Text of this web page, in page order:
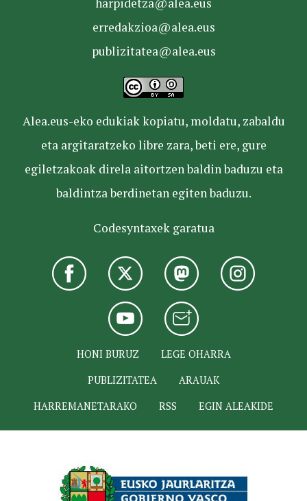
erredakzioa@alea.eus
publizitatea@alea.eus
Alea.eus-eko edukiak kopiatu, moldatu, zabaldu
eta argitaratzeko libre zara, beti ere, gure
egiletzakoak direla aitortzen baldin baduzu eta
baldintza berdinetan egiten baduzu.
Codesyntaxek garatua
HONI BURUZ
LEGE OHARRA
PUBLIZITATEA
ARAUAK
HARREMANETARAKO
RSS EGIN ALEAKIDE